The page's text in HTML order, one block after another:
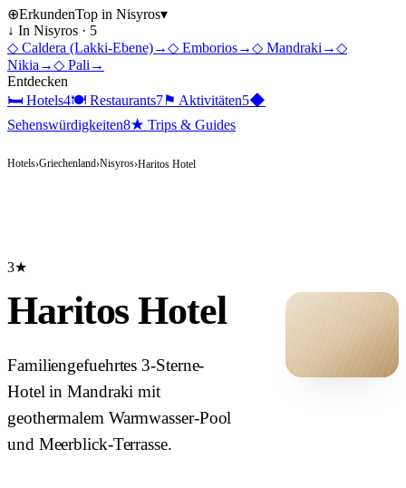
⊕ErkundenTop in Nisyros▾
↓ In Nisyros · 5
◇ Caldera (Lakki-Ebene)→◇ Emborios→◇ Mandraki →◇
Nikia →◇ Pali →
Entdecken
🛏 Hotels4🍽 Restaurants7⚑ Aktivitäten5◆
Sehenswürdigkeiten8★ Trips & Guides
Hotels›Griechenland›Nisyros›Haritos Hotel
3★
Haritos Hotel
Familiengefuehrtes 3-Sterne-
Hotel in Mandraki mit
geothermalem Warmwasser-Pool
und Meerblick-Terrasse.